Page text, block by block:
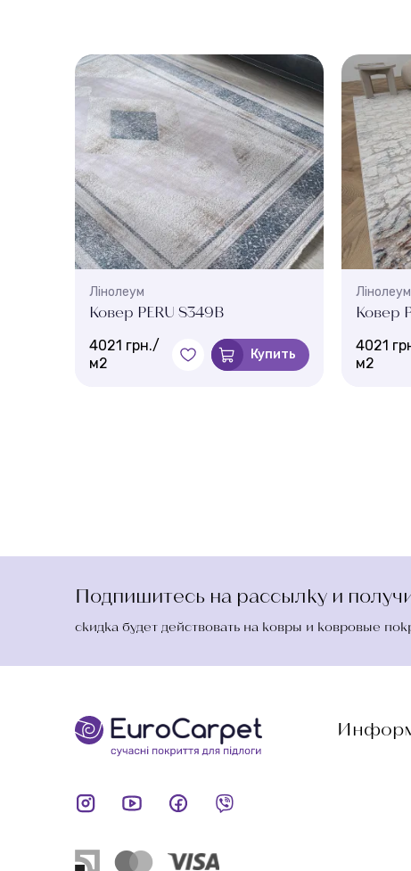
Лінолеум
Ковер PERU S349B
4021 грн./
м2
Купить
Лінолеум
Ковер
4021
м2
Подпишитесь на рассылку и
скидка будет действовать на ковры и ковровые